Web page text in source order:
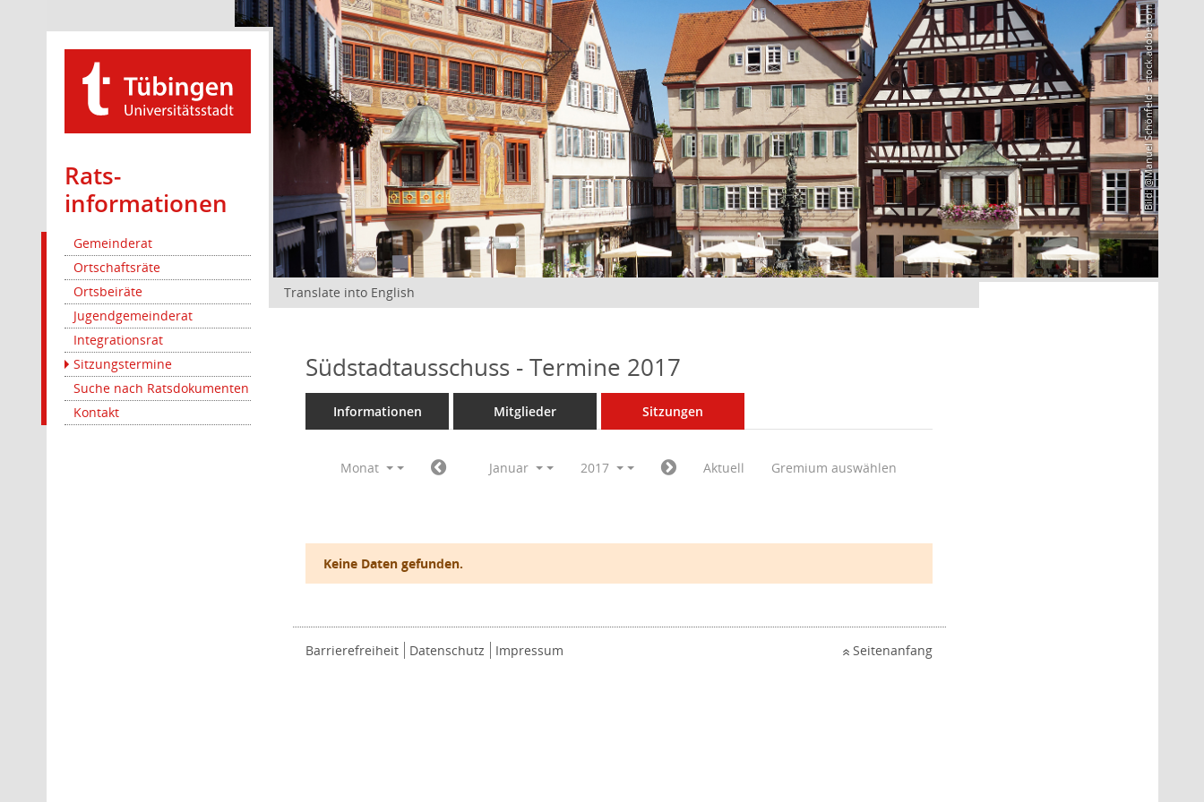
Rats­
informationen
Gemeinderat
Ortschaftsräte
Ortsbeiräte
Jugendgemeinderat
Integrationsrat
Sitzungstermine
Suche nach Ratsdokumenten
Kontakt
Bild: @Manuel Schönfeld – stock.adobe.com
Translate into English
Südstadtausschuss - Termine 2017
Informationen Mitglieder Sitzungen
Monat Januar 2017 Aktuell Gremium auswählen
Keine Daten gefunden.
Barrierefreiheit Datenschutz Impressum Seitenanfang